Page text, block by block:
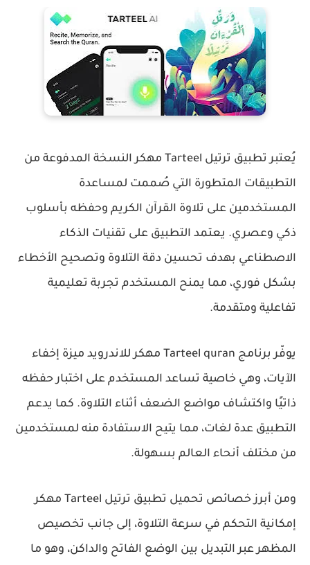
يُعتبر تطبيق ترتيل Tarteel مهكر النسخة المدفوعة من
التطبيقات المتطورة التي صُممت لمساعدة
المستخدمين على تلاوة القرآن الكريم وحفظه بأسلوب
ذكي وعصري. يعتمد التطبيق على تقنيات الذكاء
الاصطناعي بهدف تحسين دقة التلاوة وتصحيح الأخطاء
بشكل فوري، مما يمنح المستخدم تجربة تعليمية
تفاعلية ومتقدمة.
يوفّر برنامج Tarteel quran مهكر للاندرويد ميزة إخفاء
الآيات، وهي خاصية تساعد المستخدم على اختبار حفظه
ذاتيًا واكتشاف مواضع الضعف أثناء التلاوة. كما يدعم
التطبيق عدة لغات، مما يتيح الاستفادة منه لمستخدمين
من مختلف أنحاء العالم بسهولة.
ومن أبرز خصائص تحميل تطبيق ترتيل Tarteel مهكر
إمكانية التحكم في سرعة التلاوة، إلى جانب تخصيص
المظهر عبر التبديل بين الوضع الفاتح والداكن، وهو ما